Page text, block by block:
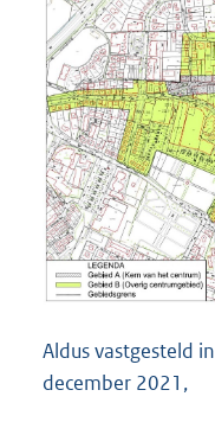
Aldus vastgesteld
december 2021,